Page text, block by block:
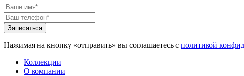
Нажимая на кнопку «отправить» вы соглашаетесь с политикой
Коллекции
О компании